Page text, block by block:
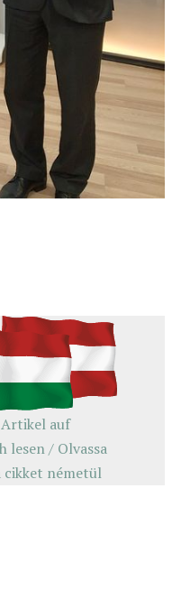
Artikel auf
lesen / Olvassa
cikket németül